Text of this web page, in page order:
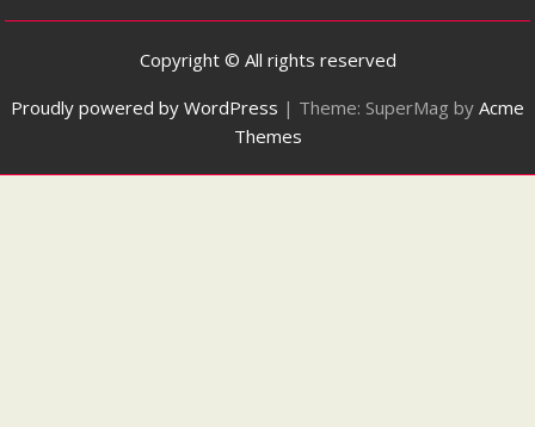
Copyright © All rights reserved
Proudly powered by WordPress | Theme: SuperMag by Acme
Themes